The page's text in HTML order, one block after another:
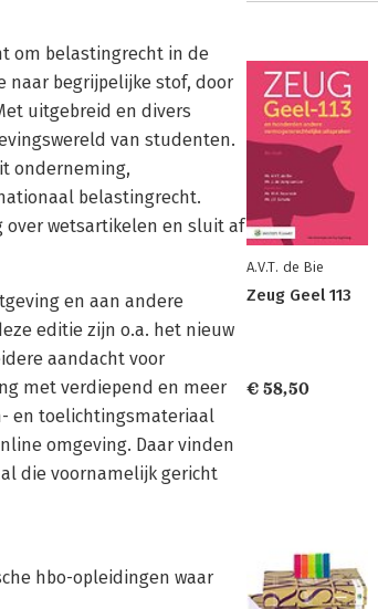
om belastingrecht in de
naar begrijpelijke stof, door
uitgebreid en divers
van studenten.
onderneming,
belastingrecht.
wetsartikelen en sluit af
en aan andere
editie zijn o.a. het nieuw
aandacht voor
met verdiepend en meer
en toelichtingsmateriaal
omgeving. Daar vinden
die voornamelijk gericht
hbo-opleidingen waar
A.V.T. de Bie
Zeug Geel 113
€ 58,50